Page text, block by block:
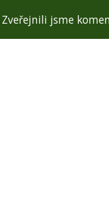
Skip
Zveřejnili jsme